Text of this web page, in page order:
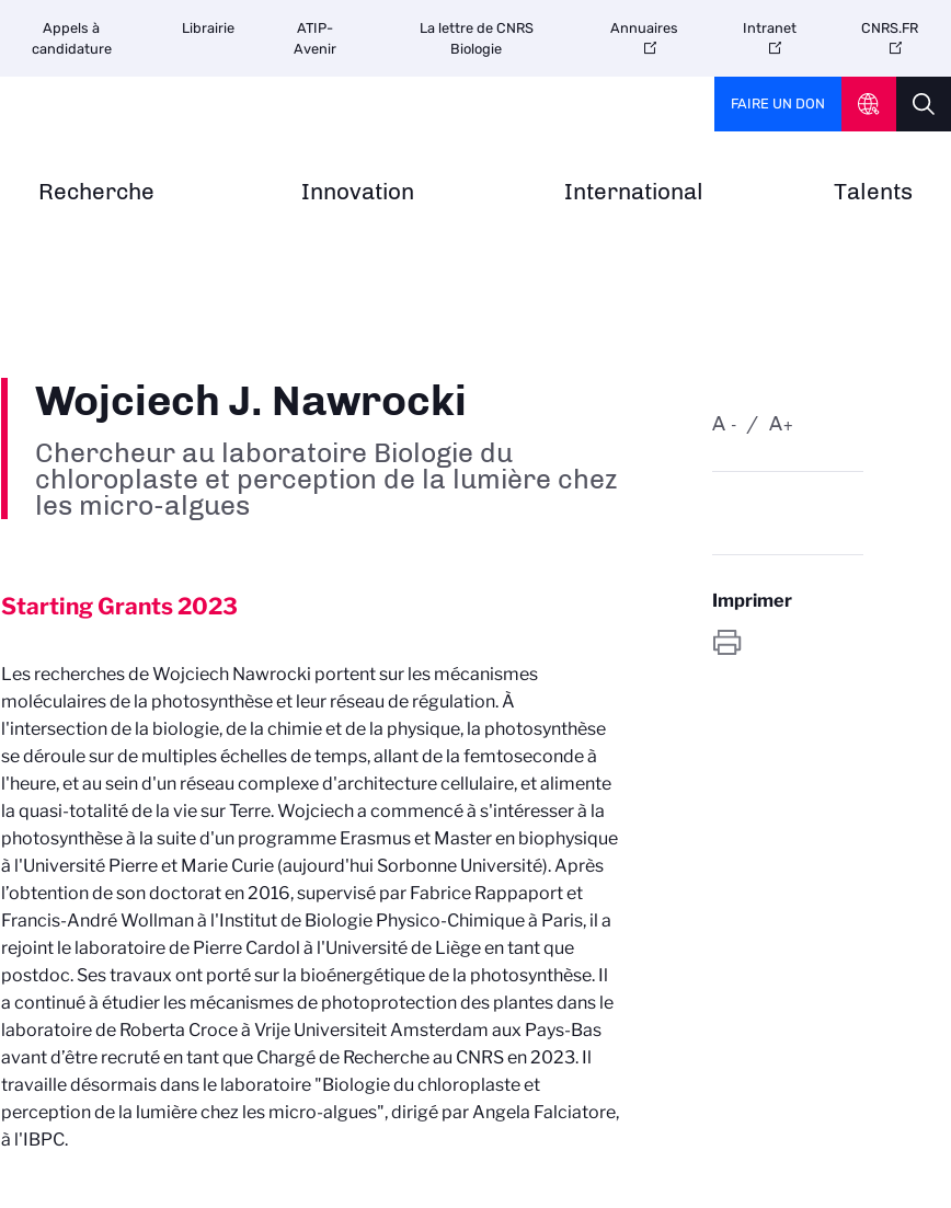
Recherche Innovation International Talents
Appels à
candidature
Librairie
ATIP-
Avenir
La lettre de CNRS
Biologie
Annuaires Intranet CNRS.FR
FAIRE UN DON
Wojciech J. Nawrocki
Chercheur au laboratoire Biologie du
chloroplaste et perception de la lumière chez
les micro-algues
Starting Grants2023
Les recherches de Wojciech Nawrocki portent sur les mécanismes
moléculaires de la photosynthèse et leur réseau de régulation. À
l'intersection de la biologie, de la chimie et de la physique, la photosynthèse
se déroule sur de multiples échelles de temps, allant de la femtoseconde à
l'heure, et au sein d'un réseau complexe d'architecture cellulaire, et alimente
la quasi-totalité de la vie sur Terre. Wojciech a commencé à s'intéresser à la
photosynthèse à la suite d'un programme Erasmus et Master en biophysique
à l'Université Pierre et Marie Curie (aujourd'hui Sorbonne Université). Après
l’obtention de son doctorat en 2016, supervisé par Fabrice Rappaport et
Francis-André Wollman à l'Institut de Biologie Physico-Chimique à Paris, il a
rejoint le laboratoire de Pierre Cardol à l'Université de Liège en tant que
postdoc. Ses travaux ont porté sur la bioénergétique de la photosynthèse. Il
a continué à étudier les mécanismes de photoprotection des plantes dans le
laboratoire de Roberta Croce à Vrije Universiteit Amsterdam aux Pays-Bas
avant d’être recruté en tant que Chargé de Recherche au CNRS en 2023. Il
travaille désormais dans le laboratoire "Biologie du chloroplaste et
perception de la lumière chez les micro-algues", dirigé par Angela Falciatore,
à l'IBPC.
-
A +
A
Imprimer